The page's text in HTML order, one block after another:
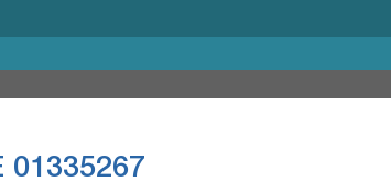
01335267